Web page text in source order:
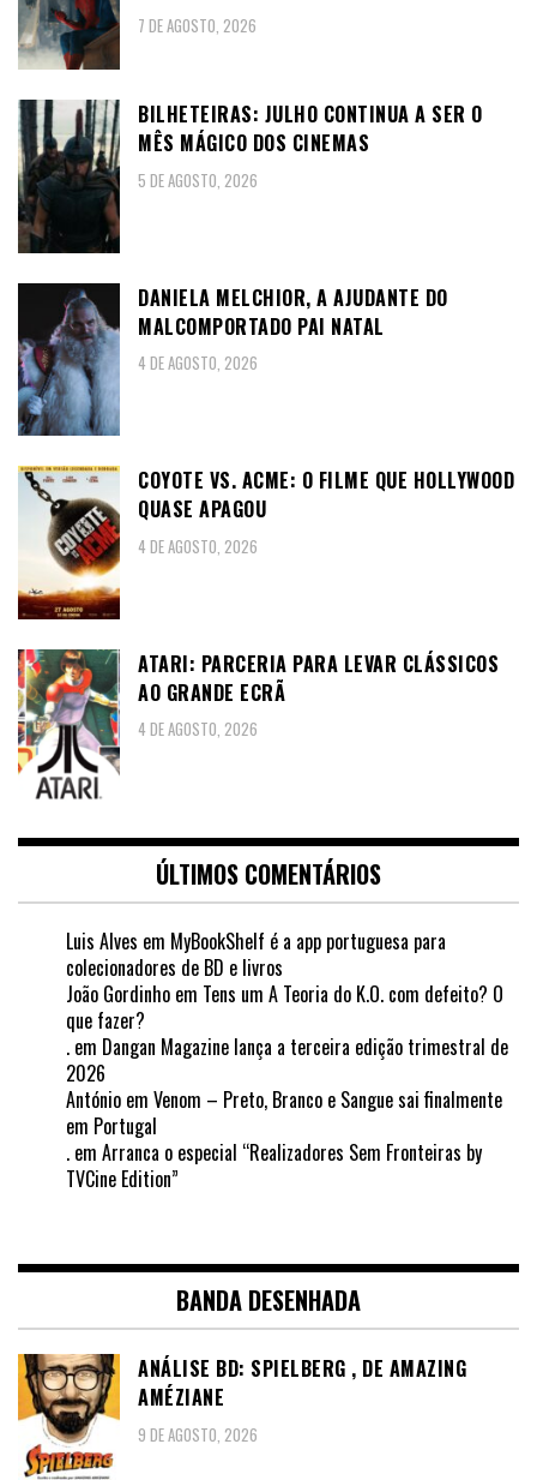
7 DE AGOSTO, 2026
BILHETEIRAS: JULHO CONTINUA A SER O
MÊS MÁGICO DOS CINEMAS
5 DE AGOSTO, 2026
DANIELA MELCHIOR, A AJUDANTE DO
MALCOMPORTADO PAI NATAL
4 DE AGOSTO, 2026
COYOTE VS. ACME: O FILME QUE HOLLYWOOD
QUASE APAGOU
4 DE AGOSTO, 2026
ATARI: PARCERIA PARA LEVAR CLÁSSICOS
AO GRANDE ECRÃ
4 DE AGOSTO, 2026
ÚLTIMOS COMENTÁRIOS
Luis Alves em MyBookShelf é a app portuguesa para
colecionadores de BD e livros
João Gordinho em Tens um A Teoria do K.O. com defeito? O
que fazer?
. em Dangan Magazine lança a terceira edição trimestral de
2026
António em Venom – Preto, Branco e Sangue sai finalmente
em Portugal
. em Arranca o especial “Realizadores Sem Fronteiras by
TVCine Edition”
BANDA DESENHADA
ANÁLISE BD: SPIELBERG , DE AMAZING
AMÉZIANE
9 DE AGOSTO, 2026